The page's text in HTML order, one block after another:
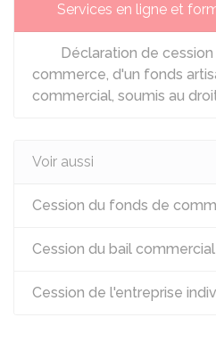
Services en ligne et
Déclaration de
commerce, d'un fonds
commercial, soumis au
Voir aussi
Cession du fonds de
Cession du bail commercial
Cession de l'entreprise